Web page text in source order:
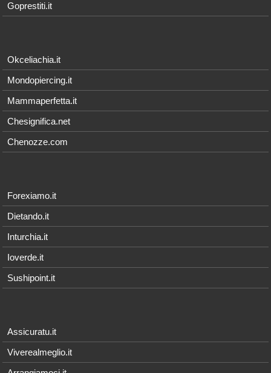
Goprestiti.it
Okceliachia.it
Mondopiercing.it
Mammaperfetta.it
Chesignifica.net
Chenozze.com
Forexiamo.it
Dietando.it
Inturchia.it
Ioverde.it
Sushipoint.it
Assicuratu.it
Viverealmeglio.it